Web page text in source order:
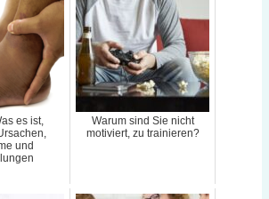
es ist,
und
Warum sind Sie nicht
motiviert, zu trainieren?